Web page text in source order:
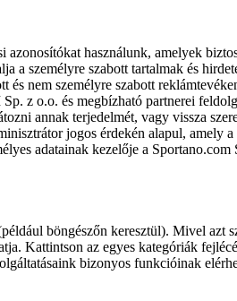
használunk, amelyek
a személyre szabott tartalmak és
nem személyre szabott
o.o. és megbízható partnerei
annak terjedelmét, vagy vissza
jogos érdekén alapul, amely a
adatainak kezelője a
böngészőn keresztül). Mivel azt
Kattintson az egyes kategóriák
bizonyos funkcióinak